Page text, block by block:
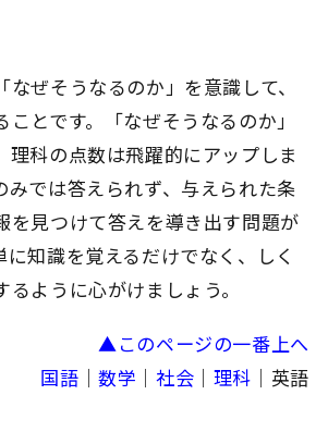
ぜそうなるのか」を意識して、
とです。「なぜそうなるのか」
理科の点数は飛躍的にアップしま
みでは答えられず、与えられた条
を見つけて答えを導き出す問題が
に知識を覚えるだけでなく、しく
ように心がけましょう。
▲このページの一番上へ
国語 ｜数学 ｜社会 ｜ 理科 ｜英語